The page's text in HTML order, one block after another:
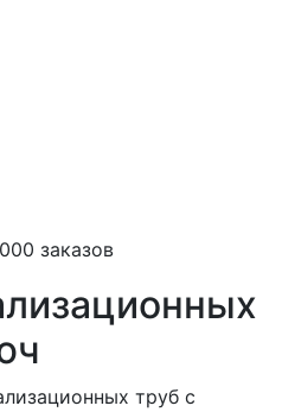
заказов
труб с